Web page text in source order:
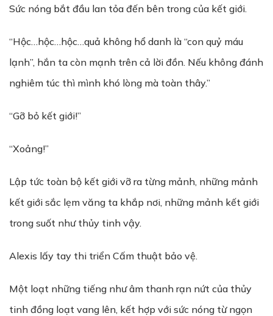
Sức nóng bắt đầu lan tỏa đến bên trong của kết giới.
“Hộc…hộc…hộc…quả không hổ danh là “con quỷ máu
lạnh”, hắn ta còn mạnh trên cả lời đồn. Nếu không đánh
nghiêm túc thì mình khó lòng mà toàn thây.”
“Gỡ bỏ kết giới!”
“Xoảng!”
Lập tức toàn bộ kết giới vỡ ra từng mảnh, những mảnh
kết giới sắc lẹm văng ta khắp nơi, những mảnh kết giới
trong suốt như thủy tinh vậy.
Alexis lấy tay thi triển Cấm thuật bảo vệ.
Một loạt những tiếng như âm thanh rạn nứt của thủy
tinh đồng loạt vang lên, kết hợp với sức nóng từ ngọn